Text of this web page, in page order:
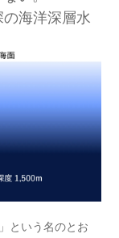
の海洋深層水
という名のとお